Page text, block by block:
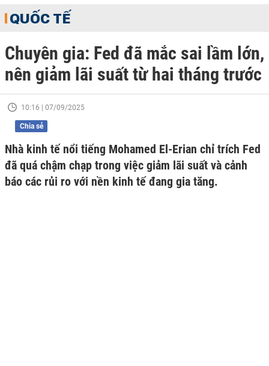
QUỐC TẾ
Chuyên gia: Fed đã mắc sai lầm lớn,
nên giảm lãi suất từ hai tháng trước
10:16 | 07/09/2025
Chia sẻ
Nhà kinh tế nổi tiếng Mohamed El-Erian chỉ trích Fed
đã quá chậm chạp trong việc giảm lãi suất và cảnh
báo các rủi ro với nền kinh tế đang gia tăng.